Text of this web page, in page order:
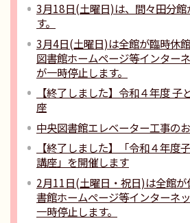
3月18日(土曜日)は、間々田分館
す。
3月4日(土曜日)は全館が臨時休
図書館ホームページ等インター
が一時停止します。
【終了しました】令和４年度 子
座
中央図書館エレベーター工事の
【終了しました】「令和４年度
講座」を開催します
2月11日(土曜日・祝日)は全館が
書館ホームページ等インターネ
一時停止します。